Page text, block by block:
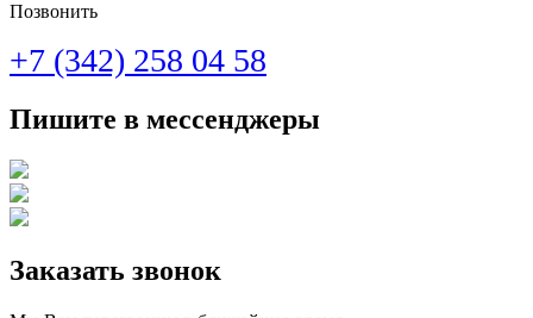
Позвонить
+7 (342) 258 04 58
Пишите в мессенджеры
Заказать звонок